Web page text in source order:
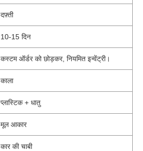
दफ़्ती
10-15 दिन
कस्टम ऑर्डर को छोड़कर, नियमित इन्वेंट्री।
काला
प्लास्टिक + धातु
मूल आकार
कार की चाबी